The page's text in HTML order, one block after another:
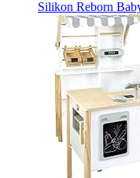
Silikon Reborn